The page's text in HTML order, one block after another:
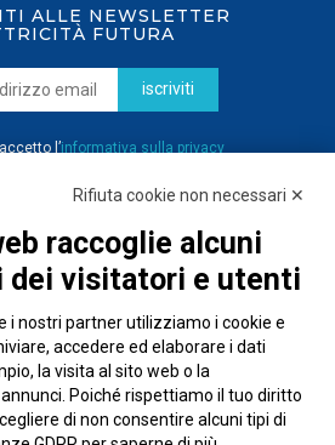
ALLE NEWSLETTER
FUTURA
iscriviti
l’informativa sulla privacy
Rifiuta cookie non necessari ✕
raccoglie alcuni
dei visitatori e utenti
i nostri partner utilizziamo i cookie e
accedere ed elaborare i dati
la visita al sito web o la
Poiché rispettiamo il tuo diritto
di non consentire alcuni tipi di